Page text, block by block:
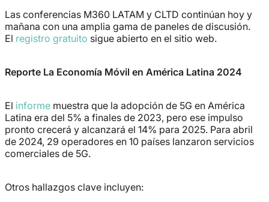
Las conferencias M360 LATAM y CLTD continúan hoy y
mañana con una amplia gama de paneles de discusión.
El registro gratuito sigue abierto en el sitio web.
Reporte La Economía Móvil en América Latina 2024
El informe muestra que la adopción de 5G en América
Latina era del 5% a finales de 2023, pero ese impulso
pronto crecerá y alcanzará el 14% para 2025. Para abril
de 2024, 29 operadores en 10 países lanzaron servicios
comerciales de 5G.
Otros hallazgos clave incluyen: